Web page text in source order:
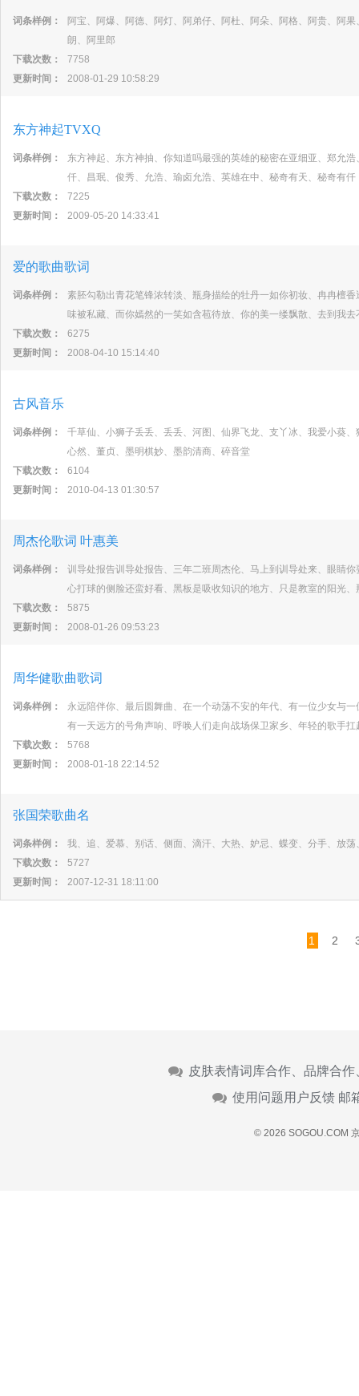
词条样例：
阿宝、阿爆、阿德、阿灯、阿弟仔、阿杜、阿朵、阿格、阿贵、阿
朗、阿里郎
下载次数：
7758
更新时间：
2008-01-29 10:58:29
东方神起TVXQ
词条样例：
东方神起、东方神抽、你知道吗最强的英雄的秘密在亚细亚、郑允
仟、昌珉、俊秀、允浩、瑜卤允浩、英雄在中、秘奇有天、秘奇有仟
下载次数：
7225
更新时间：
2009-05-20 14:33:41
爱的歌曲歌词
词条样例：
素胚勾勒出青花笔锋浓转淡、瓶身描绘的牡丹一如你初妆、冉冉檀
味被私藏、而你嫣然的一笑如含苞待放、你的美一缕飘散、去到我去
下载次数：
6275
更新时间：
2008-04-10 15:14:40
古风音乐
词条样例：
千草仙、小狮子丢丢、丢丢、河图、仙界飞龙、支丫冰、我爱小葵
心然、董贞、墨明棋妙、墨韵清商、碎音堂
下载次数：
6104
更新时间：
2010-04-13 01:30:57
周杰伦歌词 叶惠美
词条样例：
训导处报告训导处报告、三年二班周杰伦、马上到训导处来、眼睛
心打球的侧脸还蛮好看、黑板是吸收知识的地方、只是教室的阳光
下载次数：
5875
更新时间：
2008-01-26 09:53:23
周华健歌曲歌词
词条样例：
永远陪伴你、最后圆舞曲、在一个动荡不安的年代、有一位少女与
有一天远方的号角声响、呼唤人们走向战场保卫家乡、年轻的歌手扛
下载次数：
5768
更新时间：
2008-01-18 22:14:52
张国荣歌曲名
词条样例：
我、追、爱慕、别话、侧面、滴汗、大热、妒忌、蝶变、分手、放
下载次数：
5727
更新时间：
2007-12-31 18:11:00
1 2
皮肤表情词库合作、品牌合
使用问题用户反馈 邮
© 2026 SOGOU.COM